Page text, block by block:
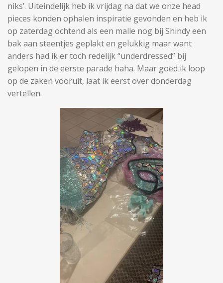
niks’. Uiteindelijk heb ik vrijdag na dat we onze head
pieces konden ophalen inspiratie gevonden en heb ik
op zaterdag ochtend als een malle nog bij Shindy een
bak aan steentjes geplakt en gelukkig maar want
anders had ik er toch redelijk “underdressed” bij
gelopen in de eerste parade haha. Maar goed ik loop
op de zaken vooruit, laat ik eerst over donderdag
vertellen.